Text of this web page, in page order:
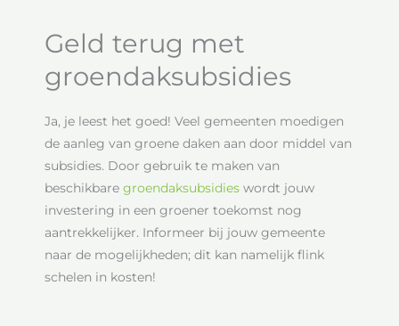
Geld terug met
groendaksubsidies
Ja, je leest het goed! Veel gemeenten moedigen
de aanleg van groene daken aan door middel van
subsidies. Door gebruik te maken van
beschikbare groendaksubsidies wordt jouw
investering in een groener toekomst nog
aantrekkelijker. Informeer bij jouw gemeente
naar de mogelijkheden; dit kan namelijk flink
schelen in kosten!